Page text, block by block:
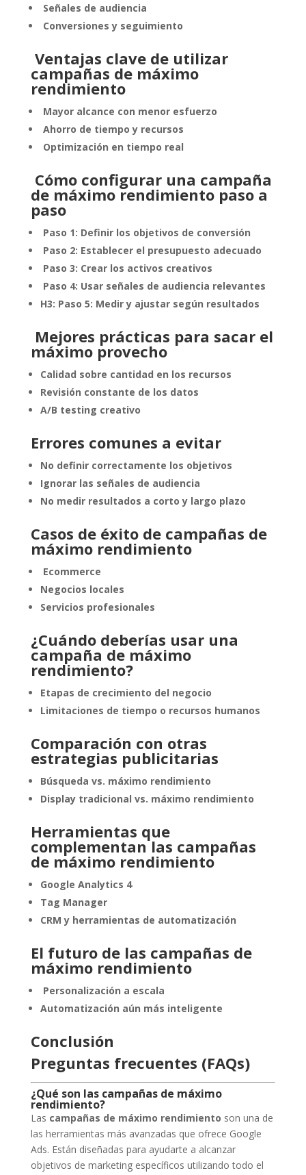
Señales de audiencia
Conversiones y seguimiento
Ventajas clave de utilizar
campañas de máximo
rendimiento
Mayor alcance con menor esfuerzo
Ahorro de tiempo y recursos
Optimización en tiempo real
Cómo configurar una campaña
de máximo rendimiento paso a
paso
Paso 1: Definir los objetivos de conversión
Paso 2: Establecer el presupuesto adecuado
Paso 3: Crear los activos creativos
Paso 4: Usar señales de audiencia relevantes
H3: Paso 5: Medir y ajustar según resultados
Mejores prácticas para sacar el
máximo provecho
Calidad sobre cantidad en los recursos
Revisión constante de los datos
A/B testing creativo
Errores comunes a evitar
No definir correctamente los objetivos
Ignorar las señales de audiencia
No medir resultados a corto y largo plazo
Casos de éxito de campañas de
máximo rendimiento
Ecommerce
Negocios locales
Servicios profesionales
¿Cuándo deberías usar una
campaña de máximo
rendimiento?
Etapas de crecimiento del negocio
Limitaciones de tiempo o recursos humanos
Comparación con otras
estrategias publicitarias
Búsqueda vs. máximo rendimiento
Display tradicional vs. máximo rendimiento
Herramientas que
complementan las campañas
de máximo rendimiento
Google Analytics 4
Tag Manager
CRM y herramientas de automatización
El futuro de las campañas de
máximo rendimiento
Personalización a escala
Automatización aún más inteligente
Conclusión
Preguntas frecuentes (FAQs)
¿Qué son las campañas de máximo
rendimiento?
Las campañas de máximo rendimiento son una de
las herramientas más avanzadas que ofrece Google
Ads. Están diseñadas para ayudarte a alcanzar
objetivos de marketing específicos utilizando todo el